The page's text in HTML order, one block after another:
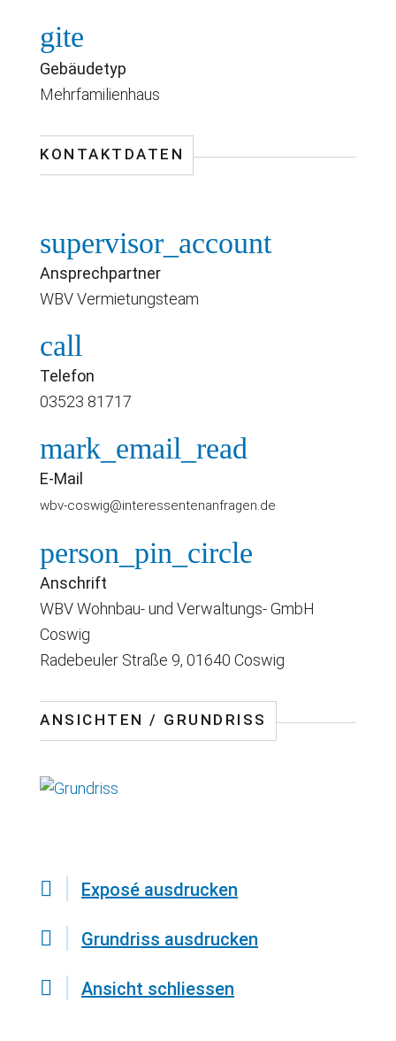
gite
Gebäudetyp
Mehrfamilienhaus
KONTAKTDATEN
supervisor_account
Ansprechpartner
WBV Vermietungsteam
call
Telefon
03523 81717
mark_email_read
E-Mail
wbv-coswig@interessentenanfragen.de
person_pin_circle
Anschrift
WBV Wohnbau- und Verwaltungs- GmbH
Coswig
Radebeuler Straße 9, 01640 Coswig
ANSICHTEN / GRUNDRISS
Exposé ausdrucken
Grundriss ausdrucken
Ansicht schliessen